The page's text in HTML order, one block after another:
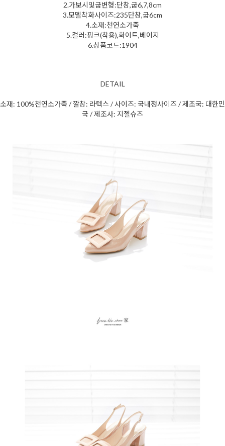
2.가보시및굽변형:단창,굽6,7,8cm
3.모델착화사이즈:235단창,굽6cm
4.소재:천연소가죽
5.컬러:핑크(착용),화이트,베이지
6.상품코드:1904
DETAIL
소재: 100%천연소가죽 / 깔창: 라텍스 / 사이즈: 국내정사이즈 / 제조국: 대한민
국 / 제조사: 지젤슈즈